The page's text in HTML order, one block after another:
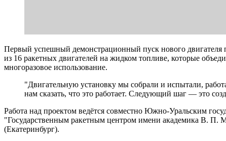
Первый успешный демонстрационный пуск нового двигателя
из 16 ракетных двигателей на жидком топливе, которые
многоразовое использование.
"Двигательную установку мы собрали и испытали,
нам сказать, что это работает. Следующий шаг — это
Работа над проектом ведётся совместно Южно-Уральским
"Государственным ракетным центром имени академика В.
(Екатеринбург).